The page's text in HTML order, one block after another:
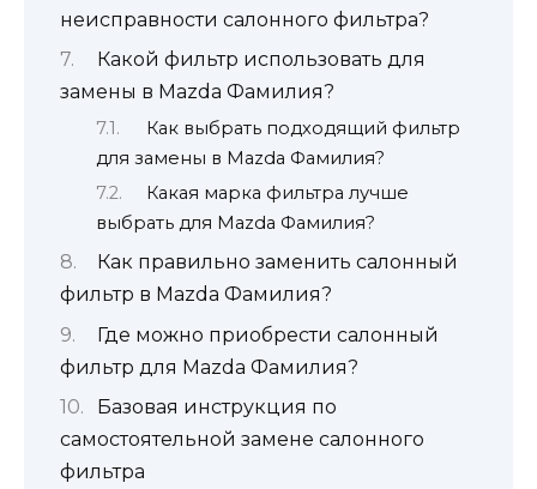
неисправности салонного фильтра?
Какой фильтр использовать для
замены в Mazda Фамилия?
Как выбрать подходящий фильтр
для замены в Mazda Фамилия?
Какая марка фильтра лучше
выбрать для Mazda Фамилия?
Как правильно заменить салонный
фильтр в Mazda Фамилия?
Где можно приобрести салонный
фильтр для Mazda Фамилия?
Базовая инструкция по
самостоятельной замене салонного
фильтра